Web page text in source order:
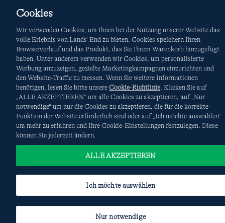
© COPYRIGHT LANDS' END EUROPE
Cookies
Wir verwenden Cookies, um Ihnen bei der Nutzung unserer Website das
volle Erlebnis von Lands' End zu bieten. Cookies speichern Ihren
Browserverlauf und das Produkt, das Sie Ihrem Warenkorb hinzugefügt
haben. Unter anderem verwenden wir Cookies, um personalisierte
Werbung anzuzeigen, gezielte Marketingkampagnen einzurichten und
den Website-Traffic zu messen. Wenn Sie weitere Informationen
benötigen, lesen Sie bitte unsere Cookie-Richtlinie. Klicken Sie auf
„ALLE AKZEPTIEREN“ um alle Cookies zu akzeptieren, auf „Nur
notwendige“ um nur die Cookies zu akzeptieren, die für die korrekte
Funktion der Website erforderlich sind oder auf „Ich möchte auswählen“
um mehr zu erfahren und Ihre Cookie-Einstellungen festzulegen. Diese
können Sie jederzeit ändern.
Ich möchte auswählen
Nur notwendige
ALLE AKZEPTIEREN